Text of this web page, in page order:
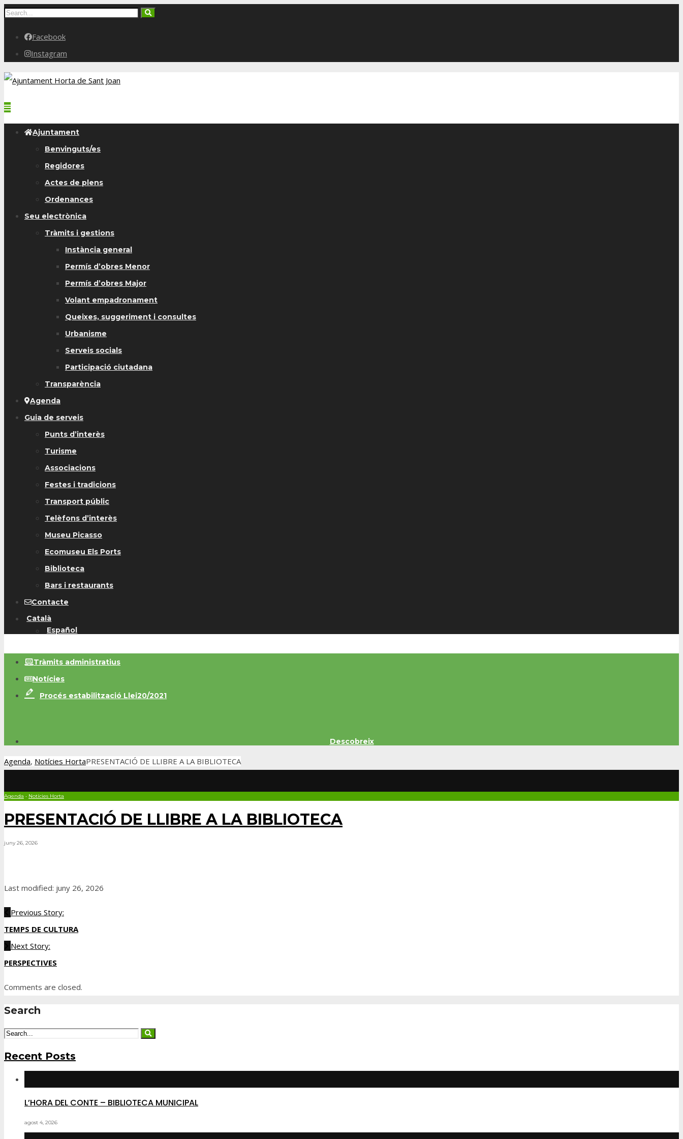
Facebook
Instagram
Ajuntament
Benvinguts/es
Regidores
Actes de plens
Ordenances
Seu electrònica
Tràmits i gestions
Instància general
Permís d’obres Menor
Permís d’obres Major
Volant empadronament
Queixes, suggeriment i consultes
Urbanisme
Serveis socials
Participació ciutadana
Transparència
Agenda
Guia de serveis
Punts d’interès
Turisme
Associacions
Festes i tradicions
Transport públic
Telèfons d’interès
Museu Picasso
Ecomuseu Els Ports
Biblioteca
Bars i restaurants
Contacte
Català
Español
Tràmits administratius
Notícies
Procés estabilització Llei20/2021
Descobreix
Agenda, Notícies HortaPRESENTACIÓ DE LLIBRE A LA BIBLIOTECA
Agenda • Notícies Horta
PRESENTACIÓ DE LLIBRE A LA BIBLIOTECA
juny 26, 2026
Last modified: juny 26, 2026
Previous Story:
TEMPS DE CULTURA
Next Story:
PERSPECTIVES
Comments are closed.
Search
Recent Posts
L’HORA DEL CONTE – BIBLIOTECA MUNICIPAL
agost 4, 2026